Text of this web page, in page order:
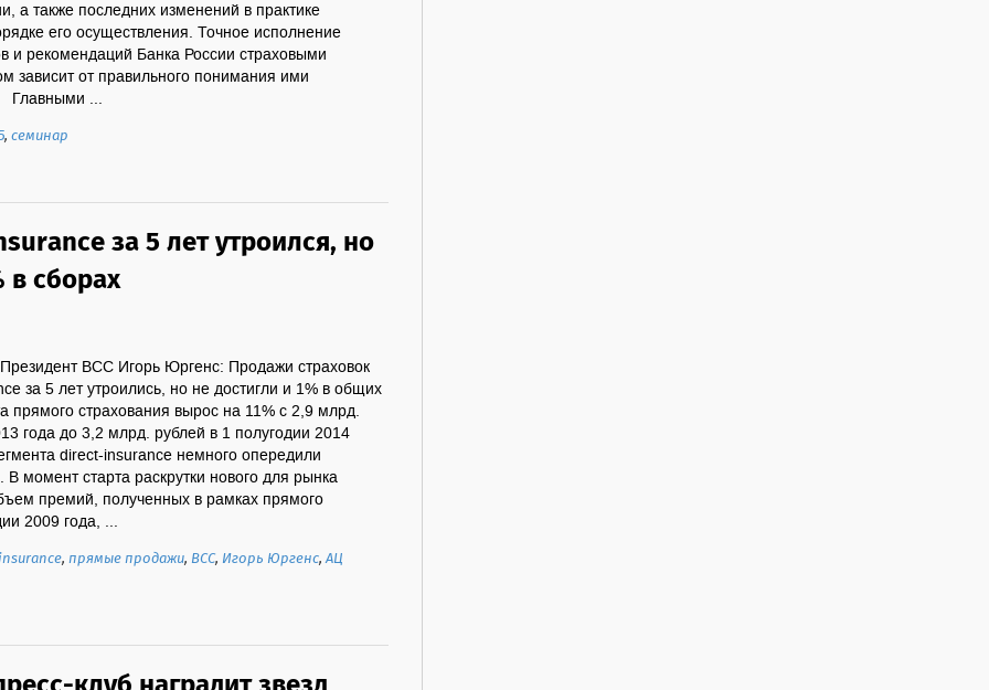
а также последних изменений в практике
его осуществления. Точное исполнение
и рекомендаций Банка России страховыми
зависит от правильного понимания ими
Главными ...
,семинар
за 5 лет утроился, но
в сборах
ВСС Игорь Юргенс: Продажи страховок
за 5 лет утроились, но не достигли и 1% в общих
страхования вырос на 11% с 2,9 млрд.
года до 3,2 млрд. рублей в 1 полугодии 2014
direct-insurance немного опередили
момент старта раскрутки нового для рынка
премий, полученных в рамках прямого
2009 года, ...
,прямые продажи, ВСС, Игорь Юргенс,АЦ